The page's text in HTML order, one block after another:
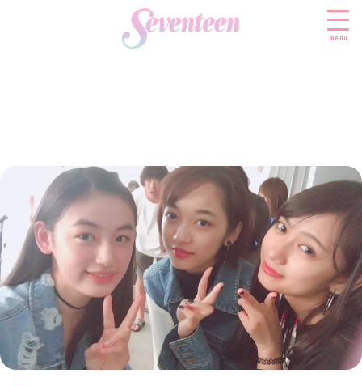
menu
FASHION
ファッションニュース
モデル私服
着回し
着痩せ
BEAUTY
ビューティニュース
トレンドメイク
ベストコスメ
ヘアアレンジ・ヘアケア
スキンケア
ボディケア
SCHOOL
スクールニュース
制服コーデ
学校ヘアメイク
勉強・受験・進路
ENTERTAINMENT
エンタメニュース
なにわ男子
K-POP
LIFESTYLE
ライフスタイルニュース
JKランキング・アワード
JK TREND
JKトレンドニュース
MODELS